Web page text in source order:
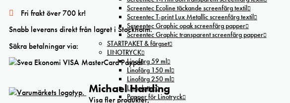
Screentec Ecoline täckande screenfärg textil
Screentec T-print Lux Metallic screenfärg textil
Screentec Graphic opak screenfärg papper
Screentec Graphic transparent screenfärg papper
STARTPAKET & färgset
LINOTRYCK
Linofärg 59 ml
Linofärg 150 ml
Linofärg 250 ml
Linoplattor
Papper för Linotryck
mängdFri frakt över 700 kr!
Snabb leverans direkt från lagret i Stockholm.
Säkra betalningar via:
Michael Harding
Visa fler produkter.